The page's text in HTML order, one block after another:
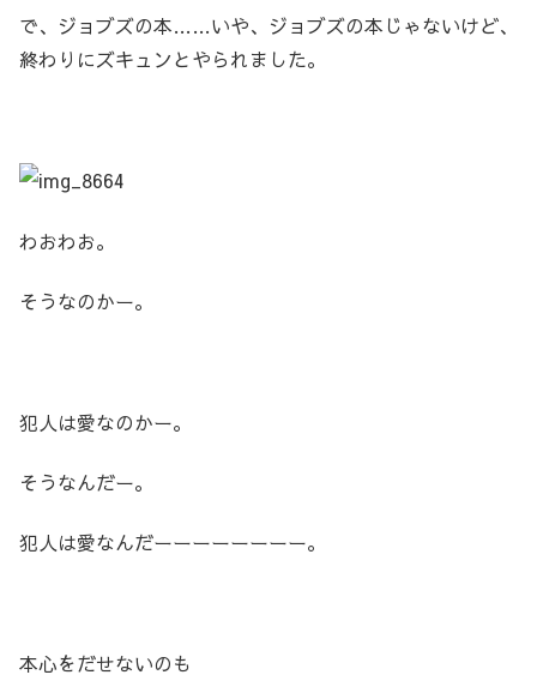
で、ジョブズの本……いや、ジョブズの本じゃないけど、
終わりにズキュンとやられました。
わおわお。
そうなのかー。
犯人は愛なのかー。
そうなんだー。
犯人は愛なんだーーーーーーーー。
本心をだせないのも